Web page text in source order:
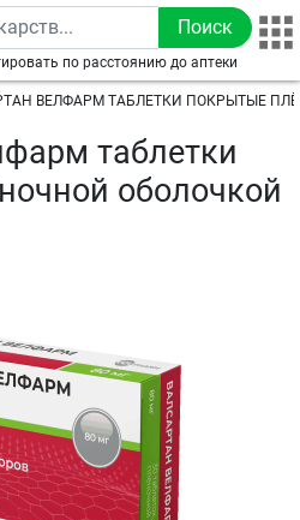
по расстоянию до аптеки
ВЕЛФАРМ ТАБЛЕТКИ ПОКРЫТЫЕ
таблетки
оболочкой